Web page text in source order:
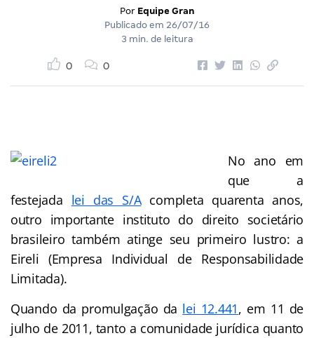
Por Equipe Gran
Publicado em 26/07/16
3 min. de leitura
0 0
No ano em
que a
festejada lei das S/Acompleta quarenta anos,
outro importante instituto do direito societário
brasileiro também atinge seu primeiro lustro: a
Eireli (Empresa Individual de Responsabilidade
Limitada).
Quando da promulgação da lei 12.441, em 11 de
julho de 2011, tanto a comunidade jurídica quanto